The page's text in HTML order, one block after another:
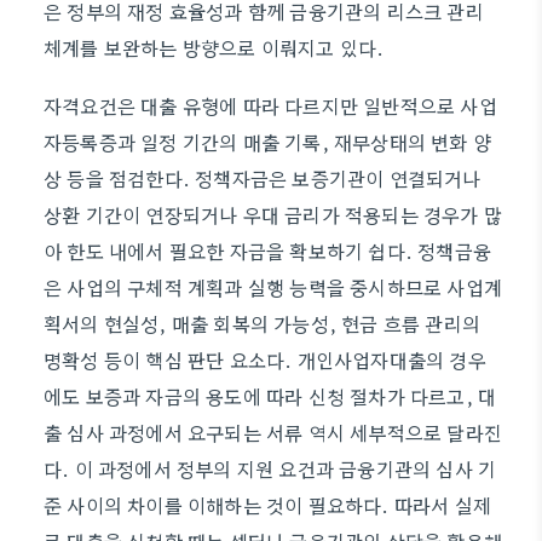
은 정부의 재정 효율성과 함께 금융기관의 리스크 관리
체계를 보완하는 방향으로 이뤄지고 있다.
자격요건은 대출 유형에 따라 다르지만 일반적으로 사업
자등록증과 일정 기간의 매출 기록, 재무상태의 변화 양
상 등을 점검한다. 정책자금은 보증기관이 연결되거나
상환 기간이 연장되거나 우대 금리가 적용되는 경우가 많
아 한도 내에서 필요한 자금을 확보하기 쉽다. 정책금융
은 사업의 구체적 계획과 실행 능력을 중시하므로 사업계
획서의 현실성, 매출 회복의 가능성, 현금 흐름 관리의
명확성 등이 핵심 판단 요소다. 개인사업자대출의 경우
에도 보증과 자금의 용도에 따라 신청 절차가 다르고, 대
출 심사 과정에서 요구되는 서류 역시 세부적으로 달라진
다. 이 과정에서 정부의 지원 요건과 금융기관의 심사 기
준 사이의 차이를 이해하는 것이 필요하다. 따라서 실제